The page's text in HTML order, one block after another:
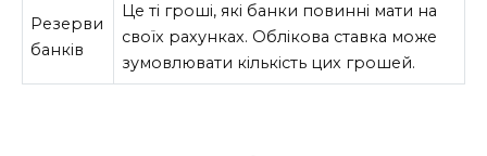
Резерви
банків
Це ті гроші, які банки повинні мати на
своїх рахунках. Облікова ставка може
зумовлювати кількість цих грошей.